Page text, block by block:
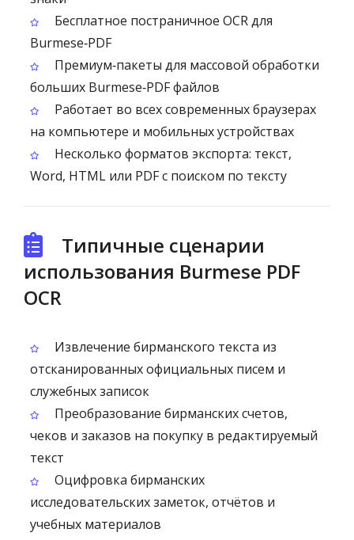
Бесплатное постраничное OCR для
Burmese‑PDF
Премиум‑пакеты для массовой обработки
больших Burmese‑PDF файлов
Работает во всех современных браузерах
на компьютере и мобильных устройствах
Несколько форматов экспорта: текст,
Word, HTML или PDF с поиском по тексту
Типичные сценарии
использования Burmese PDF
OCR
Извлечение бирманского текста из
отсканированных официальных писем и
служебных записок
Преобразование бирманских счетов,
чеков и заказов на покупку в редактируемый
текст
Оцифровка бирманских
исследовательских заметок, отчётов и
учебных материалов